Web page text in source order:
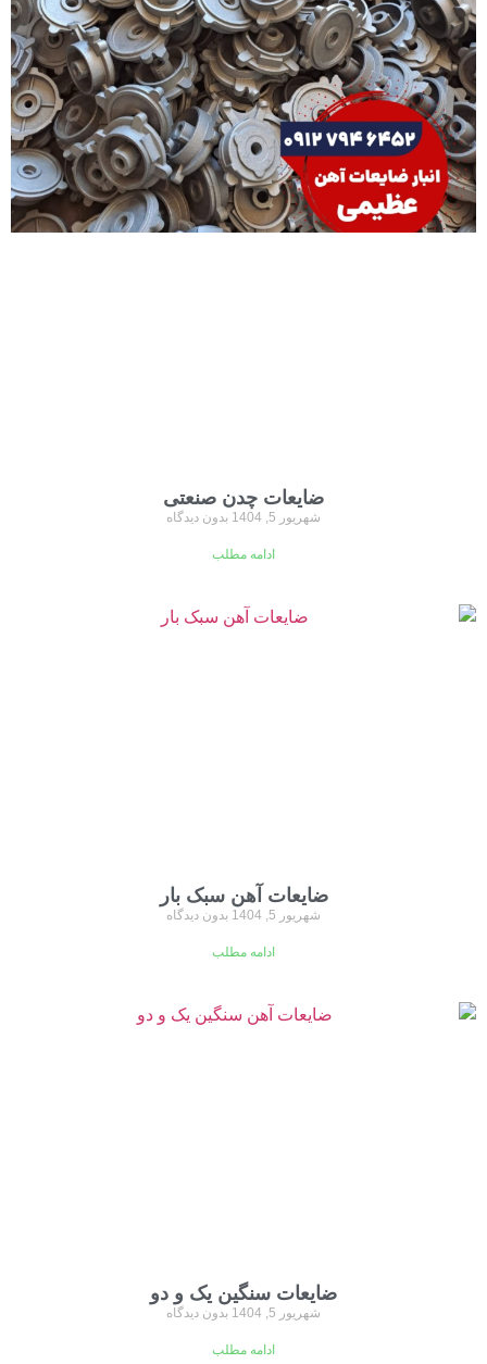
ضایعات چدن صنعتی
شهریور 5, 1404 بدون دیدگاه
ادامه مطلب
ضایعات آهن سبک بار
شهریور 5, 1404 بدون دیدگاه
ادامه مطلب
ضایعات سنگین یک و دو
شهریور 5, 1404 بدون دیدگاه
ادامه مطلب